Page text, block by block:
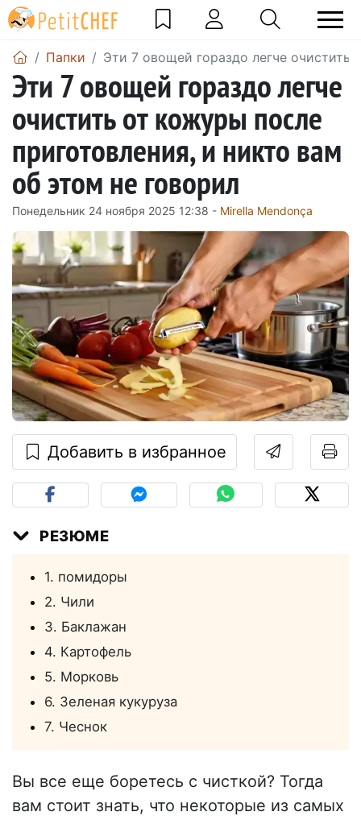
Папки Эти 7 овощей гораздо легче очистить
Эти 7 овощей гораздо легче
очистить от кожуры после
приготовления, и никто вам
об этом не говорил
Понедельник 24 ноября 2025 12:38 - Mirella Mendonça
Добавить в избранное
РЕЗЮМЕ
1. помидоры
2. Чили
3. Баклажан
4. Картофель
5. Морковь
6. Зеленая кукуруза
7. Чеснок
Вы все еще боретесь с чисткой? Тогда
вам стоит знать, что некоторые из самых